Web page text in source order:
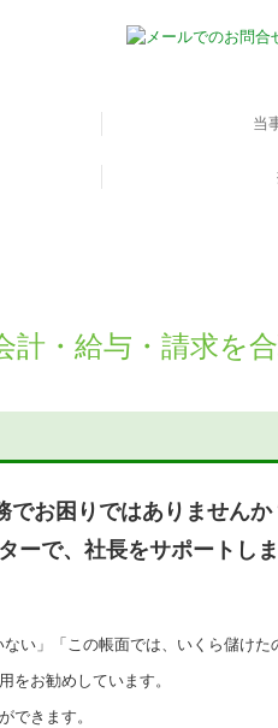
当
税理士
税理
ワン
計・給与・請求を
でお困りではありませんか
ーで、社長をサポートしま
い」「この帳面では、いくら儲けた
をお勧めしています。
できます。